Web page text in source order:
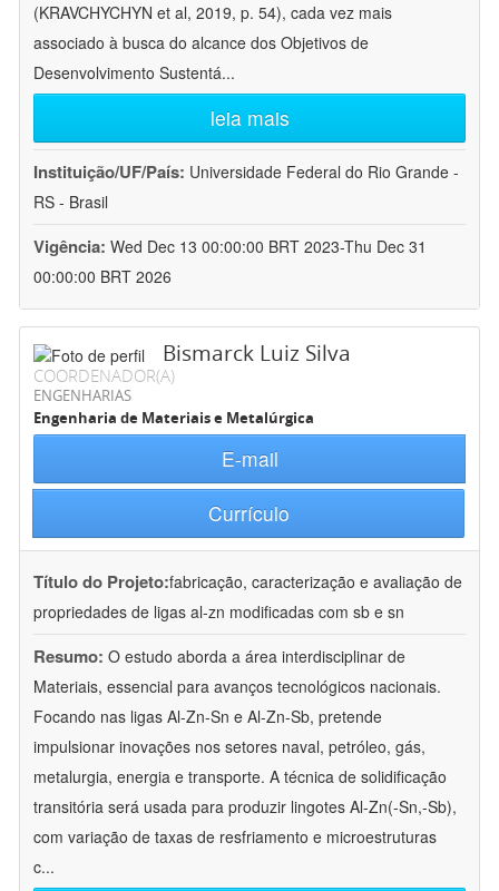
(KRAVCHYCHYN et al, 2019, p. 54), cada vez mais
associado à busca do alcance dos Objetivos de
Desenvolvimento Sustentá...
leia mais
Instituição/UF/País: Universidade Federal do Rio Grande -
RS - Brasil
Vigência: Wed Dec 13 00:00:00 BRT 2023-Thu Dec 31
00:00:00 BRT 2026
Bismarck Luiz Silva
COORDENADOR(A)
ENGENHARIAS
Engenharia de Materiais e Metalúrgica
E-mail
Currículo
Título do Projeto:fabricação, caracterização e avaliação de
propriedades de ligas al-zn modificadas com sb e sn
Resumo: O estudo aborda a área interdisciplinar de
Materiais, essencial para avanços tecnológicos nacionais.
Focando nas ligas Al-Zn-Sn e Al-Zn-Sb, pretende
impulsionar inovações nos setores naval, petróleo, gás,
metalurgia, energia e transporte. A técnica de solidificação
transitória será usada para produzir lingotes Al-Zn(-Sn,-Sb),
com variação de taxas de resfriamento e microestruturas
c...